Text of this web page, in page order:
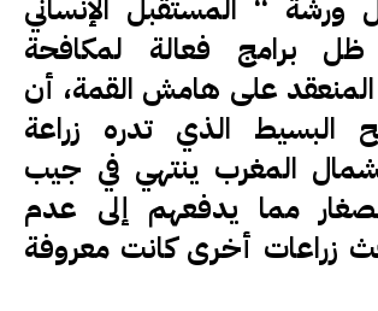
ورشة ‘‘ المستقبل الإنساني
برامج فعالة لمكافحة
المنعقد على هامش القمة، أن
البسيط الذي تدره زراعة
المغرب ينتهي في جيب
مما يدفعهم إلى عدم
زراعات أخرى كانت معروفة